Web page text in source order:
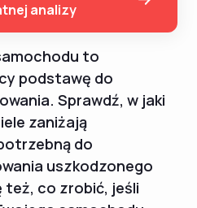
analizy
to
podstawę do
Sprawdź, w jaki
zaniżają
do
uszkodzonego
też, co zrobić, jeśli